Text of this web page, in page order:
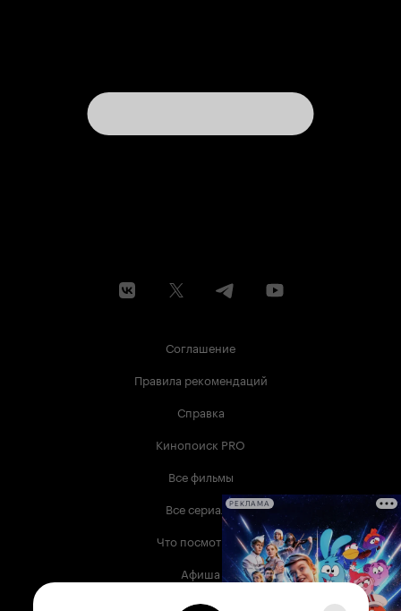
Соглашение
Правила рекомендаций
Справка
Кинопоиск PRO
Все фильмы
Все сериалы
Что посмотреть
Афиша
Музыка
РЕКЛАМА